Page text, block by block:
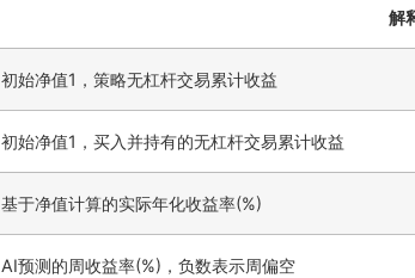
解
初始净值1，策略无杠杆交易累计收益
初始净值1，买入并持有的无杠杆交易累计收益
基于净值计算的实际年化收益率(%)
AI预测的周收益率(%)，负数表示周偏空